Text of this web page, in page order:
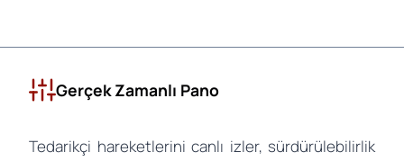
Gerçek Zamanlı Pano
Tedarikçi hareketlerini canlı izler, sürdürülebilirlik